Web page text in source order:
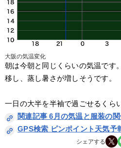
大阪の気温変化
朝は今朝と同じくらいの気温です
移し、蒸し暑さが増しそうです。
一日の大半を半袖で過ごせるくら
関連記事 6月の気温と服装の
GPS検索 ピンポイント天気予
シェアする